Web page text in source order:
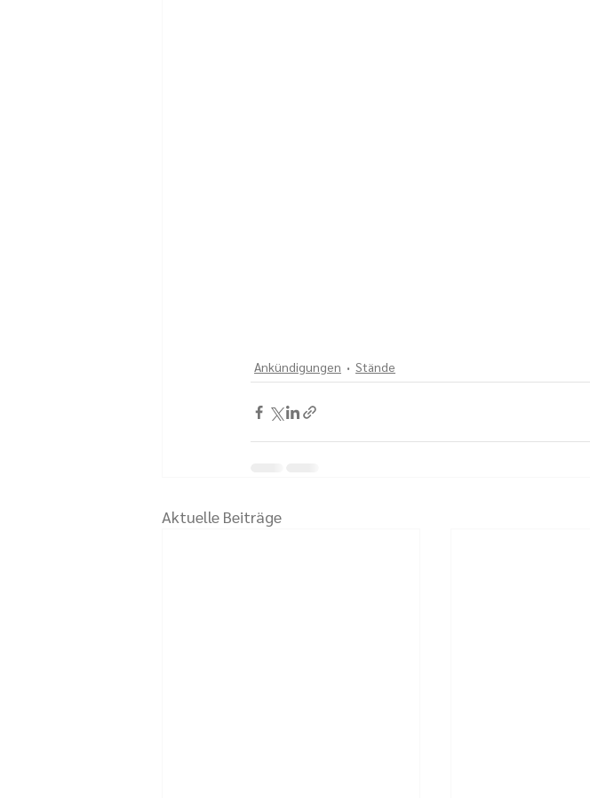
Ankündigungen Stände
Aktuelle Beiträge